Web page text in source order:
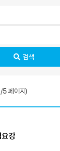
검색
/5 페이지)
강